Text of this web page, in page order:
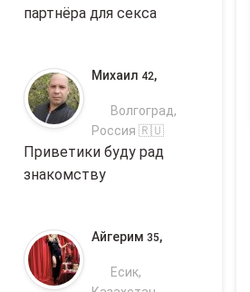
партнёра для секса
Михаил 42,
Волгоград,
Россия 🇷🇺
Приветики буду рад
знакомству
Айгерим 35,
Есик,